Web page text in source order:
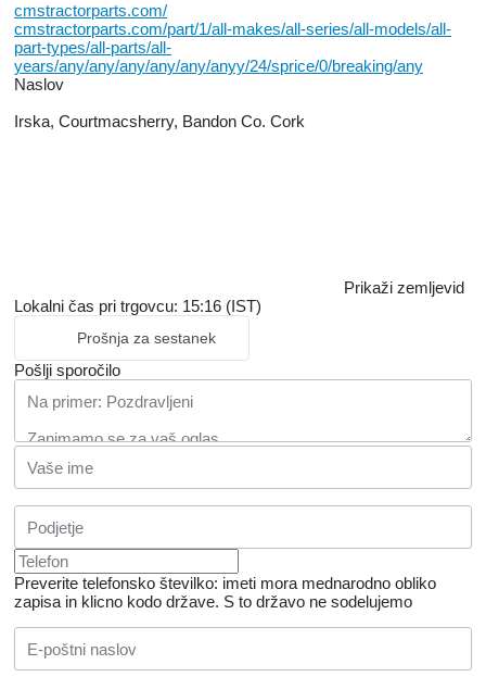
cmstractorparts.com/
cmstractorparts.com/part/1/all-makes/all-series/all-models/all-
part-types/all-parts/all-
years/any/any/any/any/any/anyy/24/sprice/0/breaking/any
Naslov
Irska, Courtmacsherry, Bandon Co. Cork
Prikaži zemljevid
Lokalni čas pri trgovcu: 15:16 (IST)
Prošnja za sestanek
Pošlji sporočilo
Preverite telefonsko številko: imeti mora mednarodno obliko
zapisa in klicno kodo države. S to državo ne sodelujemo